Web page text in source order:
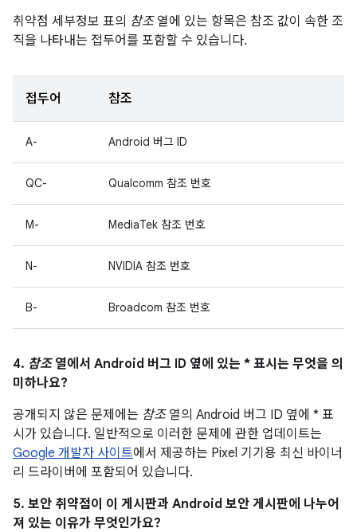
취약점 세부정보 표의 참조열에 있는 항목은 참조 값이 속한 조
직을 나타내는 접두어를 포함할 수 있습니다.
접두어 참조
A- Android 버그 ID
QC- Qualcomm 참조 번호
M- MediaTek 참조 번호
N- NVIDIA 참조 번호
B- Broadcom 참조 번호
4. 참조열에서 Android 버그 ID 옆에 있는 * 표시는 무엇을 의
미하나요?
공개되지 않은 문제에는 참조열의 Android 버그 ID 옆에 * 표
시가 있습니다. 일반적으로 이러한 문제에 관한 업데이트는
Google 개발자 사이트에서 제공하는 Pixel 기기용 최신 바이너
리 드라이버에 포함되어 있습니다.
5. 보안 취약점이 이 게시판과 Android 보안 게시판에 나누어
져 있는 이유가 무엇인가요?